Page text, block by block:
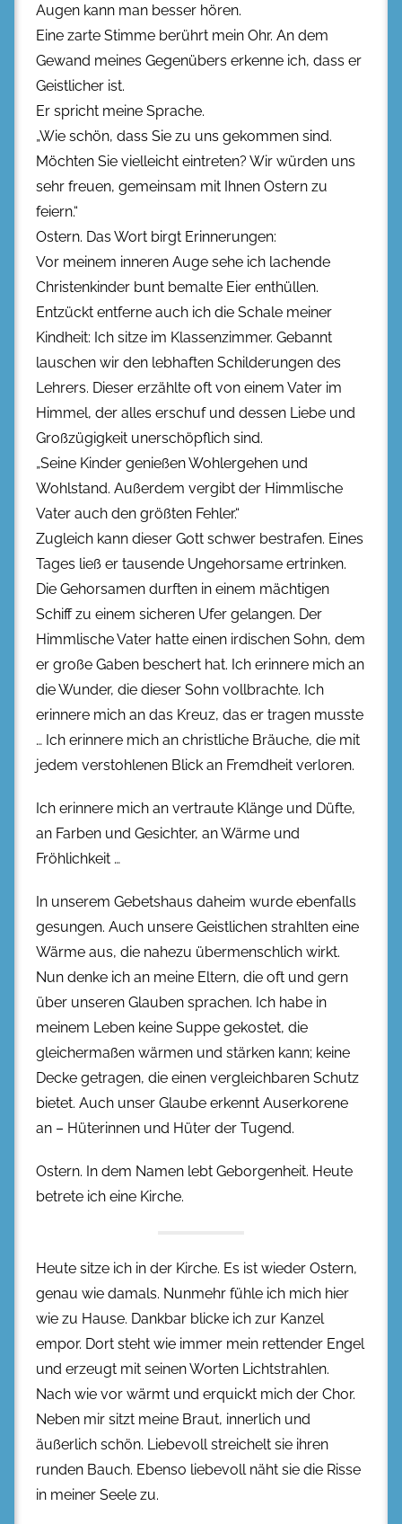
Augen kann man besser hören.
Eine zarte Stimme berührt mein Ohr. An dem
Gewand meines Gegenübers erkenne ich, dass er
Geistlicher ist.
Er spricht meine Sprache.
„Wie schön, dass Sie zu uns gekommen sind.
Möchten Sie vielleicht eintreten? Wir würden uns
sehr freuen, gemeinsam mit Ihnen Ostern zu
feiern.“
Ostern. Das Wort birgt Erinnerungen:
Vor meinem inneren Auge sehe ich lachende
Christenkinder bunt bemalte Eier enthüllen.
Entzückt entferne auch ich die Schale meiner
Kindheit: Ich sitze im Klassenzimmer. Gebannt
lauschen wir den lebhaften Schilderungen des
Lehrers. Dieser erzählte oft von einem Vater im
Himmel, der alles erschuf und dessen Liebe und
Großzügigkeit unerschöpflich sind.
„Seine Kinder genießen Wohlergehen und
Wohlstand. Außerdem vergibt der Himmlische
Vater auch den größten Fehler.“
Zugleich kann dieser Gott schwer bestrafen. Eines
Tages ließ er tausende Ungehorsame ertrinken.
Die Gehorsamen durften in einem mächtigen
Schiff zu einem sicheren Ufer gelangen. Der
Himmlische Vater hatte einen irdischen Sohn, dem
er große Gaben beschert hat. Ich erinnere mich an
die Wunder, die dieser Sohn vollbrachte. Ich
erinnere mich an das Kreuz, das er tragen musste
… Ich erinnere mich an christliche Bräuche, die mit
jedem verstohlenen Blick an Fremdheit verloren.
Ich erinnere mich an vertraute Klänge und Düfte,
an Farben und Gesichter, an Wärme und
Fröhlichkeit …
In unserem Gebetshaus daheim wurde ebenfalls
gesungen. Auch unsere Geistlichen strahlten eine
Wärme aus, die nahezu übermenschlich wirkt.
Nun denke ich an meine Eltern, die oft und gern
über unseren Glauben sprachen. Ich habe in
meinem Leben keine Suppe gekostet, die
gleichermaßen wärmen und stärken kann; keine
Decke getragen, die einen vergleichbaren Schutz
bietet. Auch unser Glaube erkennt Auserkorene
an – Hüterinnen und Hüter der Tugend.
Ostern. In dem Namen lebt Geborgenheit. Heute
betrete ich eine Kirche.
Heute sitze ich in der Kirche. Es ist wieder Ostern,
genau wie damals. Nunmehr fühle ich mich hier
wie zu Hause. Dankbar blicke ich zur Kanzel
empor. Dort steht wie immer mein rettender Engel
und erzeugt mit seinen Worten Lichtstrahlen.
Nach wie vor wärmt und erquickt mich der Chor.
Neben mir sitzt meine Braut, innerlich und
äußerlich schön. Liebevoll streichelt sie ihren
runden Bauch. Ebenso liebevoll näht sie die Risse
in meiner Seele zu.